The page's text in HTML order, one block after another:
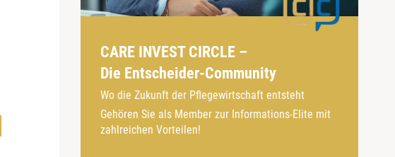
CARE INVEST CIRCLE –
Die Entscheider-Community
Wo die Zukunft der Pflegewirtschaft entsteht
Gehören Sie als Member zur Informations-Elite mit
zahlreichen Vorteilen!